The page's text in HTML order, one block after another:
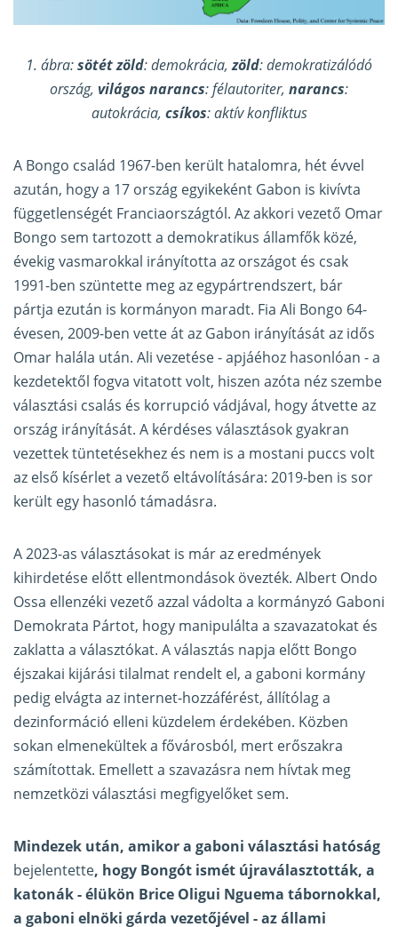
1. ábra:sötét zöld: demokrácia,zöld: demokratizálódó
ország, világos narancs: félautoriter, narancs:
autokrácia, csíkos: aktív konfliktus
A Bongo család 1967-ben került hatalomra, hét évvel
azután, hogy a 17 ország egyikeként Gabon is kivívta
függetlenségét Franciaországtól. Az akkori vezető Omar
Bongo sem tartozott a demokratikus államfők közé,
évekig vasmarokkal irányította az országot és csak
1991-ben szüntette meg az egypártrendszert, bár
pártja ezután is kormányon maradt. Fia Ali Bongo 64-
évesen, 2009-ben vette át az Gabon irányítását az idős
Omar halála után. Ali vezetése - apjáéhoz hasonlóan - a
kezdetektől fogva vitatott volt, hiszen azóta néz szembe
választási csalás és korrupció vádjával, hogy átvette az
ország irányítását. A kérdéses választások gyakran
vezettek tüntetésekhez és nem is a mostani puccs volt
az első kísérlet a vezető eltávolítására: 2019-ben is sor
került egy hasonló támadásra.
A 2023-as választásokat is már az eredmények
kihirdetése előtt ellentmondások övezték. Albert Ondo
Ossa ellenzéki vezető azzal vádolta a kormányzó Gaboni
Demokrata Pártot, hogy manipulálta a szavazatokat és
zaklatta a választókat. A választás napja előtt Bongo
éjszakai kijárási tilalmat rendelt el, a gaboni kormány
pedig elvágta az internet-hozzáférést, állítólag a
dezinformáció elleni küzdelem érdekében. Közben
sokan elmenekültek a fővárosból, mert erőszakra
számítottak. Emellett a szavazásra nem hívtak meg
nemzetközi választási megfigyelőket sem.
Mindezek után, amikor a gaboni választási hatóság
bejelentette, hogy Bongót ismét újraválasztották, a
katonák - élükön Brice Oligui Nguema tábornokkal,
a gaboni elnöki gárda vezetőjével - az állami